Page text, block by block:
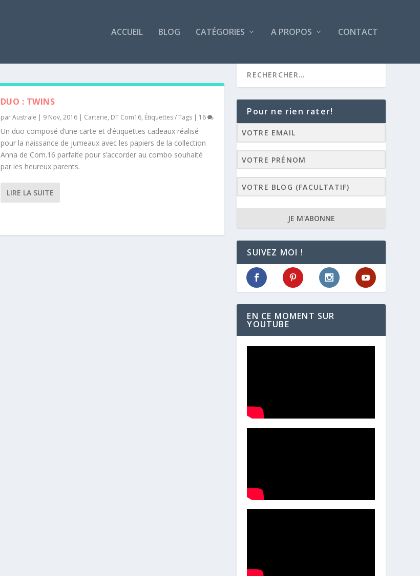
ACCUEIL BLOG CATÉGORIES A PROPOS CONTACT
DUO : TWINS
parAustrale | 9 Nov, 2016| Carterie, DT Com16, Étiquettes / Tags| 16
Un duo composé d’une carte et d’étiquettes cadeaux réalisé
pour la naissance de jumeaux avec les papiers de la collection
Anna de Com.16 parfaite pour s’accorder au combo souhaité
par les heureux parents.
LIRE LA SUITE
Pour ne rien rater!
JE M'ABONNE
SUIVEZ MOI !
EN CE MOMENT SUR
YOUTUBE